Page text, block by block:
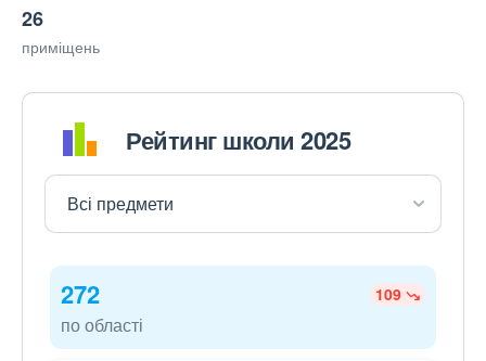
26
приміщень
Рейтинг школи 2025
272 109
по області